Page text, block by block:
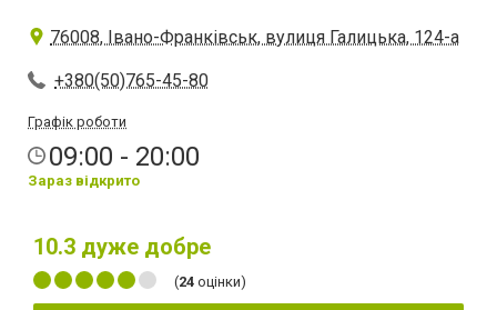
76008, Івано-Франківськ, вулиця Галицька, 124-а
+380(50)765-45-80
Графік роботи
09:00 - 20:00
Зараз відкрито
10.3 дуже добре
(24 оцінки)